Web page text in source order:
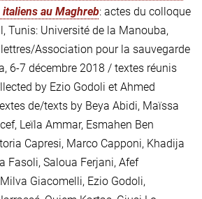
au Maghreb: actes du colloque
Tunis: Université de la Manouba,
Association pour la sauvegarde
6-7 décembre 2018 / textes réunis
by Ezio Godoli et Ahmed
de/texts by Beya Abidi, Maïssa
Leïla Ammar, Esmahen Ben
Capresi, Marco Capponi, Khadija
Fasoli, Saloua Ferjani, Afef
Giacomelli, Ezio Godoli,